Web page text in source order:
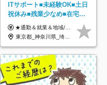
ITサポート■未経験OK■土日
祝休み■残業少なめ■在宅実
績あり■約900種類のスキル
アップ講座あり■全国募集
★通勤＆就業＆地域/住宅＆役職手当あり ★残業代は全額支給 ★選べる給与制度あり！ ■東京・神奈川・千葉・埼玉勤務の場合 月給24.5万円～55万円＋諸手当 （残業代は全額支給） (20,000円の地域/住宅手当込み) ■愛知・京都・大阪・兵庫勤務の場合 月給24万円以上＋諸手当 （残業代は全額支給） (15,000円の地域/住宅手当込み) ■茨城・栃木・群馬・静岡・三重・滋賀・広島・福岡勤務の場合 月給23.5万円以上＋諸手当 （残業代は全額支給） (10,000円の地域/住宅手当込み) ■北海道・宮城・山梨・長野・岐阜・奈良・和歌山・岡山勤務の場合 月給23万円以上＋諸手当 （残業代は全額支給） (5,000円の地域/住宅手当込み) ■その他のエリア勤務の場合 月給22.5万円以上＋諸手当 （残業代は全額支給） ※経験や能力を考慮し、当社規定により優遇します 【昇給：年一回実施】 【選べる給与制度】 ★収入を重視する方に… 「変動型人事制度」の選択も可能（派遣先からの評価に応じて収入アップ！） ※年2回のタイミングで希望者と面談の上決定します。
東京都_神奈川県_埼玉県_千葉県_大阪府_愛知県_北海道_岩手県_宮城県_山形県_福島県_茨城県_栃木県_群馬県_山梨県_長野県_富山県_石川県_静岡県_岐阜県_三重県_兵庫県_京都府_滋賀県_奈良県_広島県_岡山県_山口県_愛媛県_福岡県_熊本県_長崎県